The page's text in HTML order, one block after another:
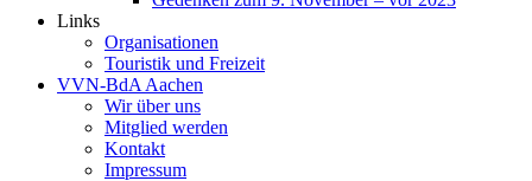
Links
Organisationen
Touristik und Freizeit
VVN-BdA Aachen
Wir über uns
Mitglied werden
Kontakt
Impressum